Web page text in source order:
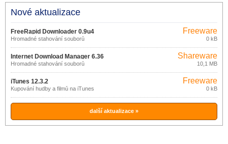
Nové aktualizace
FreeRapid Downloader 0.9u4
Hromadné stahování souborů
Freeware
0 kB
Internet Download Manager 6.36
build 5
Hromadné stahování souborů
Shareware
10,1 MB
iTunes 12.3.2
Kupování hudby a filmů na iTunes
Freeware
0 kB
další aktualizace »